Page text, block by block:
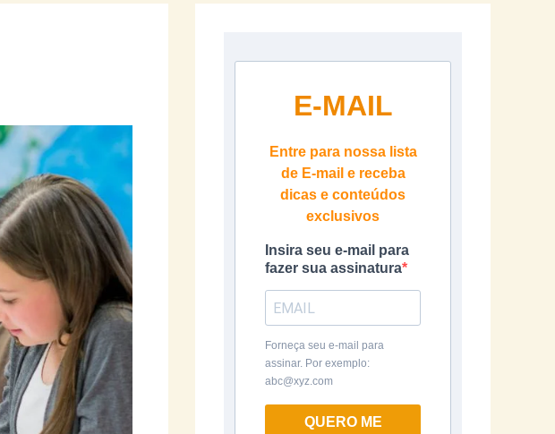
E-MAIL
Entre para nossa lista
de E-mail e receba
dicas e conteúdos
exclusivos
Insira seu e-mail para
fazer sua assinatura
Forneça seu e-mail para
assinar. Por exemplo:
abc@xyz.com
QUERO ME